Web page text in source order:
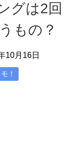
グは2回
もの？
10月16日
！